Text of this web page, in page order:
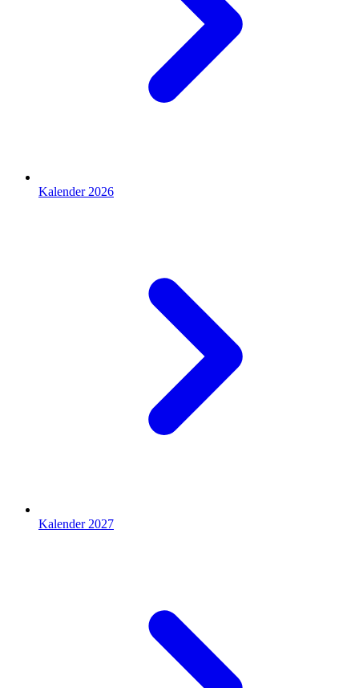
Kalender 2026
Kalender 2027